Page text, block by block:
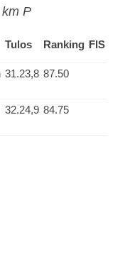
P
Tulos Ranking FIS
31.23,8 87.50
32.24,9 84.75